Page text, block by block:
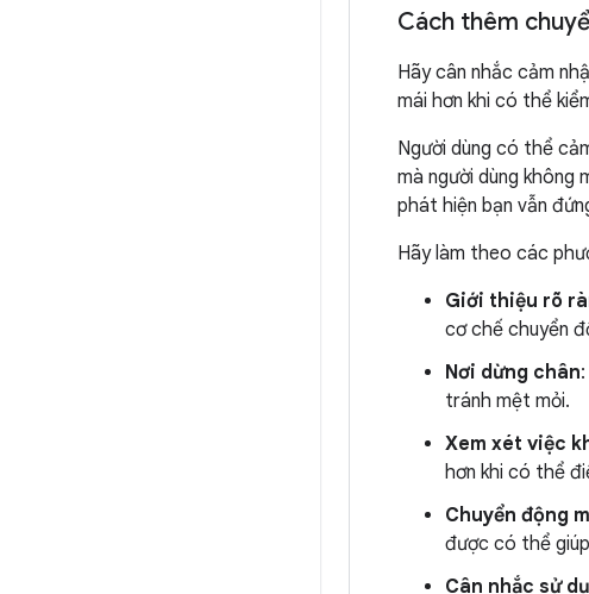
Cách thêm
Hãy cân nhắc cảm
mái hơn khi có thể
Người dùng có thể
mà người dùng không
phát hiện bạn vẫn
Hãy làm theo các
Giới thiệu rõ
cơ chế chuyển
Nơi dừng chân
tránh mệt mỏi.
Xem xét việc
hơn khi có thể
Chuyển động
được có thể
Cân nhắc sử